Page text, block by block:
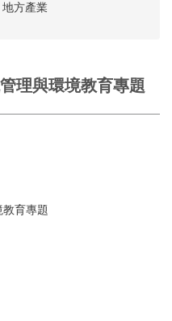
地方產業
理與環境教育專題
育專題